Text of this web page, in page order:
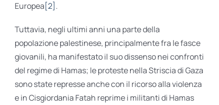
Europea[2] .
Tuttavia, negli ultimi anni una parte della
popolazione palestinese, principalmente fra le fasce
giovanili, ha manifestato il suo dissenso nei confronti
del regime di Hamas; le proteste nella Striscia di Gaza
sono state represse anche con il ricorso alla violenza
e in Cisgiordania Fatah reprime i militanti di Hamas